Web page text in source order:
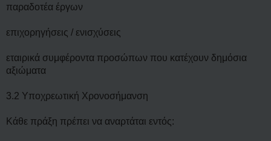
παραδοτέα έργων
επιχορηγήσεις / ενισχύσεις
εταιρικά συμφέροντα προσώπων που κατέχουν δημόσια
αξιώματα
3.2 Υποχρεωτική Χρονοσήμανση
Κάθε πράξη πρέπει να αναρτάται εντός: